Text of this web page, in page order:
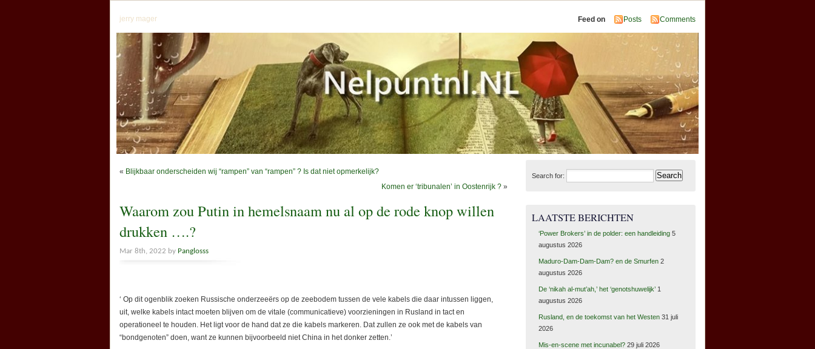
jerry mager Feed on Posts Comments
« Blijkbaar onderscheiden wij “rampen” van “rampen” ? Is dat niet opmerkelijk?
Komen er ‘tribunalen’ in Oostenrijk ? »
Waarom zou Putin in hemelsnaam nu al op de rode knop willen
drukken ….?
Mar 8th, 2022 by Panglosss
‘ Op dit ogenblik zoeken Russische onderzeeërs op de zeebodem tussen de vele kabels die daar intussen liggen,
uit, welke kabels intact moeten blijven om de vitale (communicatieve) voorzieningen in Rusland in tact en
operationeel te houden. Het ligt voor de hand dat ze die kabels markeren. Dat zullen ze ook met de kabels van
“bondgenoten” doen, want ze kunnen bijvoorbeeld niet China in het donker zetten.’
Search for:
LAATSTE BERICHTEN
‘Power Brokers’ in de polder: een handleiding 5
augustus 2026
Maduro-Dam-Dam-Dam? en de Smurfen 2
augustus 2026
De ‘nikah al-mut’ah,’ het ‘genotshuwelijk’ 1
augustus 2026
Rusland, en de toekomst van het Westen 31 juli
2026
Mis-en-scene met incunabel? 29 juli 2026